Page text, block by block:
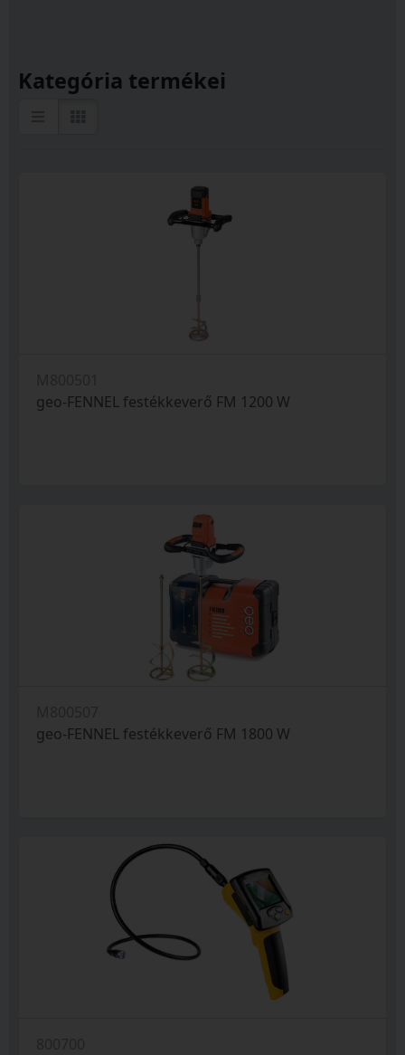
Kategória termékei
geo-FENNEL festékkeverő FM 1200 W
geo-FENNEL festékkeverő FM 1800 W